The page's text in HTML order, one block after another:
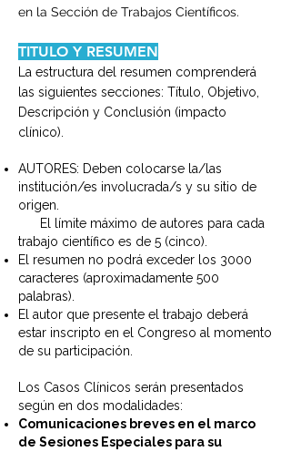
en la Sección de Trabajos Científicos.
TITULO Y RESUMEN
La estructura del resumen comprenderá
las siguientes secciones: Título, Objetivo,
Descripción y Conclusión (impacto
clínico).
AUTORES: Deben colocarse la/las
institución/es involucrada/s y su sitio de
origen.
El límite máximo de autores para cada
trabajo científico es de 5 (cinco).
El resumen no podrá exceder los 3000
caracteres (aproximadamente 500
palabras).
El autor que presente el trabajo deberá
estar inscripto en el Congreso al momento
de su participación.
Los Casos Clínicos serán presentados
según en dos modalidades:
Comunicaciones breves en el marco
de Sesiones Especiales para su